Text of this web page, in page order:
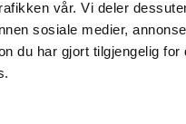
vår. Vi deler
sosiale medier,
du har gjort tilgjengelig